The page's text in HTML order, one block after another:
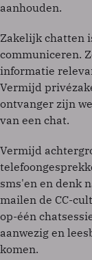
aanhouden.
Zakelijk chatten
communiceren.
informatie
Vermijd
ontvanger zijn
van een chat.
Vermijd
sms'en en denk
mailen de CC-
op-één
aanwezig en
komen.